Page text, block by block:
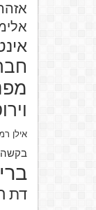
אילן
דת